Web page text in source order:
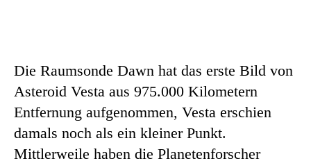
Die Raumsonde Dawn hat das erste Bild von
Asteroid Vesta aus 975.000 Kilometern
Entfernung aufgenommen, Vesta erschien
damals noch als ein kleiner Punkt.
Mittlerweile haben die Planetenforscher